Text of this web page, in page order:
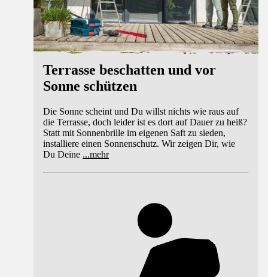
Terrasse beschatten und vor
Sonne schützen
Die Sonne scheint und Du willst nichts wie raus auf
die Terrasse, doch leider ist es dort auf Dauer zu heiß?
Statt mit Sonnenbrille im eigenen Saft zu sieden,
installiere einen Sonnenschutz. Wir zeigen Dir, wie
Du Deine ...mehr